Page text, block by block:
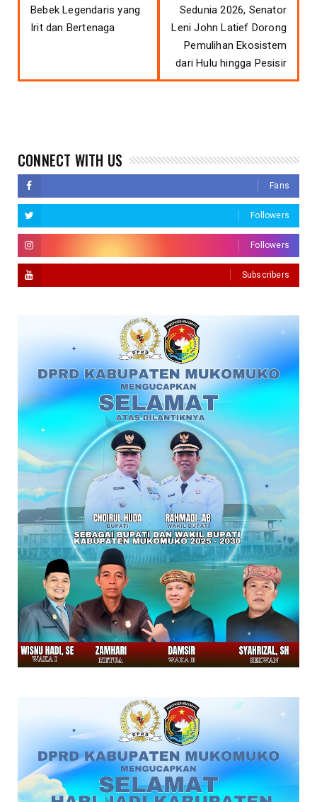
Bebek Legendaris yang
Irit dan Bertenaga
Sedunia 2026, Senator
Leni John Latief Dorong
Pemulihan Ekosistem
dari Hulu hingga Pesisir
CONNECT WITH US
Fans
Followers
Followers
Subscribers